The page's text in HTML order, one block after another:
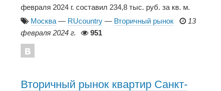
февраля 2024 г. составил 234,8 тыс. руб. за кв. м.
Москва — RUcountry — Вторичный рынок
13
февраля 2024 г.
951
Вторичный рынок квартир Санкт-